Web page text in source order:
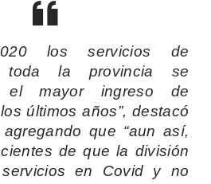
los servicios de
toda la provincia se
el mayor ingreso de
últimos años”, destacó
que “aun así,
de que la división
en Covid y no